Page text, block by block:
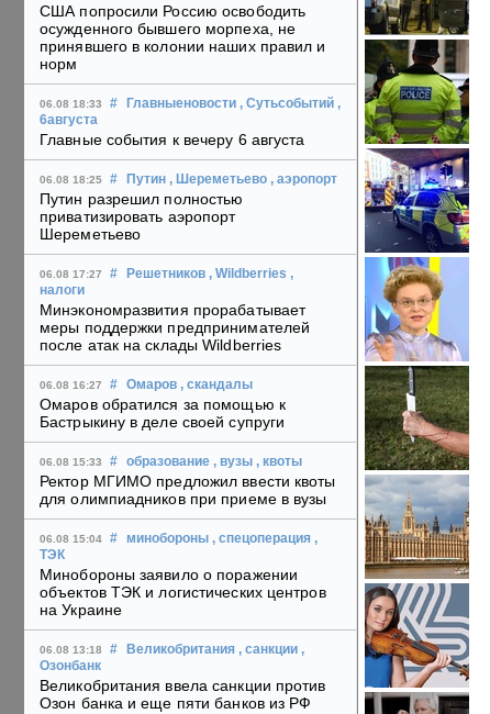
США попросили Россию освободить
осужденного бывшего морпеха, не
принявшего в колонии наших правил и
норм
06.08 18:33 # Главныеновости , Сутьсобытий ,
6августа
Главные события к вечеру 6 августа
06.08 18:25 # Путин , Шереметьево , аэропорт
Путин разрешил полностью
приватизировать аэропорт
Шереметьево
06.08 17:27 # Решетников , Wildberries ,
налоги
Минэкономразвития прорабатывает
меры поддержки предпринимателей
после атак на склады Wildberries
06.08 16:27 # Омаров , скандалы
Омаров обратился за помощью к
Бастрыкину в деле своей супруги
06.08 15:33 # образование , вузы , квоты
Ректор МГИМО предложил ввести квоты
для олимпиадников при приеме в вузы
06.08 15:04 # минобороны , спецоперация ,
ТЭК
Минобороны заявило о поражении
объектов ТЭК и логистических центров
на Украине
06.08 13:18 # Великобритания , санкции ,
Озонбанк
Великобритания ввела санкции против
Озон банка и еще пяти банков из РФ